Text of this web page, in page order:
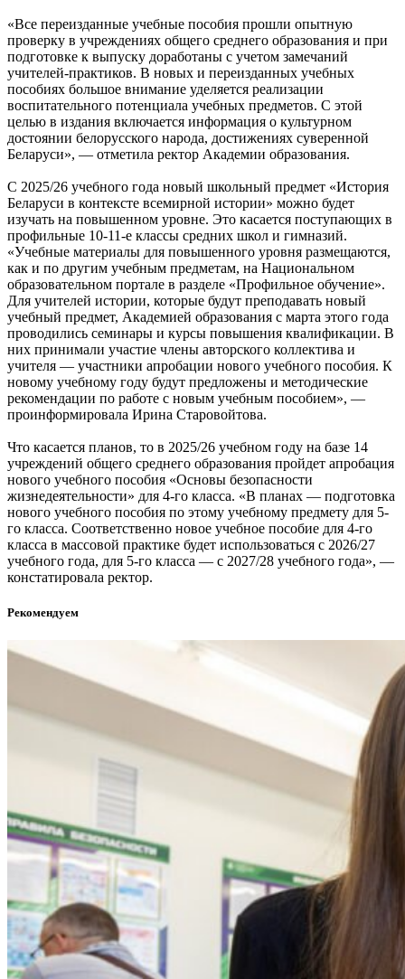
«Все переизданные учебные пособия прошли опытную
проверку в учреждениях общего среднего образования и при
подготовке к выпуску доработаны с учетом замечаний
учителей-практиков. В новых и переизданных учебных
пособиях большое внимание уделяется реализации
воспитательного потенциала учебных предметов. С этой
целью в издания включается информация о культурном
достоянии белорусского народа, достижениях суверенной
Беларуси», — отметила ректор Академии образования.
С 2025/26 учебного года новый школьный предмет «История
Беларуси в контексте всемирной истории» можно будет
изучать на повышенном уровне. Это касается поступающих в
профильные 10-11-е классы средних школ и гимназий.
«Учебные материалы для повышенного уровня размещаются,
как и по другим учебным предметам, на Национальном
образовательном портале в разделе «Профильное обучение».
Для учителей истории, которые будут преподавать новый
учебный предмет, Академией образования с марта этого года
проводились семинары и курсы повышения квалификации. В
них принимали участие члены авторского коллектива и
учителя — участники апробации нового учебного пособия. К
новому учебному году будут предложены и методические
рекомендации по работе с новым учебным пособием», —
проинформировала Ирина Старовойтова.
Что касается планов, то в 2025/26 учебном году на базе 14
учреждений общего среднего образования пройдет апробация
нового учебного пособия «Основы безопасности
жизнедеятельности» для 4-го класса. «В планах — подготовка
нового учебного пособия по этому учебному предмету для 5-
го класса. Соответственно новое учебное пособие для 4-го
класса в массовой практике будет использоваться с 2026/27
учебного года, для 5-го класса — с 2027/28 учебного года», —
констатировала ректор.
Рекомендуем